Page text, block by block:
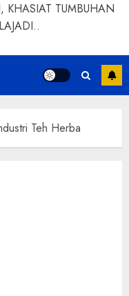
KHASIAT TUMBUHAN
Teh Herba